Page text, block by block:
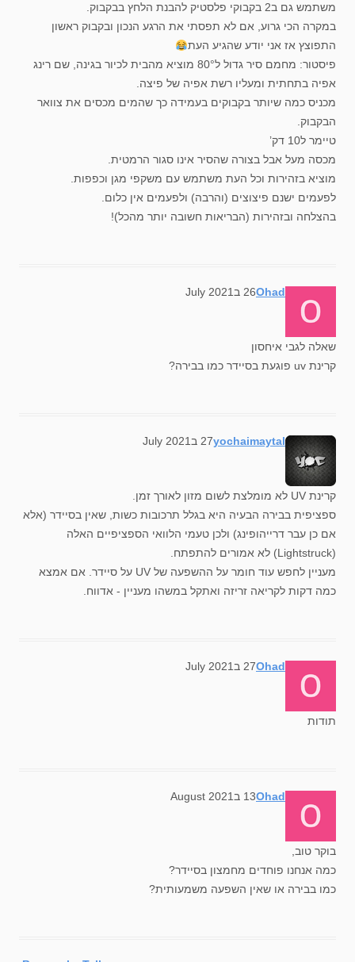
משתמש גם ב2 בקבוקי פלסטיק להבנת הלחץ בבקבוק.
במקרה הכי גרוע, אם לא תפסתי את הרגע הנכון ובקבוק ראשון
התפוצץ אז אני יודע שהגיע העת
פיסטור: מחמם סיר גדול ל80° מוציא מהבית לכיור בגינה, שם רינג
אפיה בתחתית ומעליו רשת אפיה של פיצה.
מכניס כמה שיותר בקבוקים בעמידה כך שהמים מכסים את צוואר
הבקבוק.
טיימר ל10 דק’
מכסה מעל אבל בצורה שהסיר אינו סגור הרמטית.
מוציא בזהירות וכל העת משתמש עם משקפי מגן וכפפות.
לפעמים ישנם פיצוצים (והרבה) ולפעמים אין כלום.
בהצלחה ובזהירות (הבריאות חשובה יותר מהכל)!
Ohad26 בJuly 2021
שאלה לגבי איחסון
קרינת uv פוגעת בסיידר כמו בבירה?
yochaimaytal says: 27 בJuly 2021
קרינת UV לא מומלצת לשום מזון לאורך זמן.
ספציפית בבירה הבעיה היא בגלל תרכובות כשות, שאין בסיידר (אלא
אם כן עבר דרייהופינג) ולכן טעמי הלוואי הספציפיים האלה
(Lightstruck) לא אמורים להתפתח.
מעניין לחפש עוד חומר על ההשפעה של UV על סיידר. אם אמצא
כמה דקות לקריאה זריזה ואתקל במשהו מעניין - אדווח.
Ohad27 בJuly 2021
תודות
Ohad13 בAugust 2021
בוקר טוב,
כמה אנחנו פוחדים מחמצון בסיידר?
כמו בבירה או שאין השפעה משמעותית?